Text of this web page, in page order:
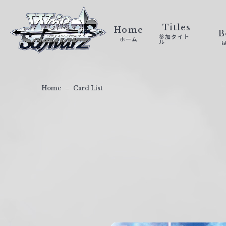
ァ
Home
ホーム
Titles
参加タイト
ル
Home Card List